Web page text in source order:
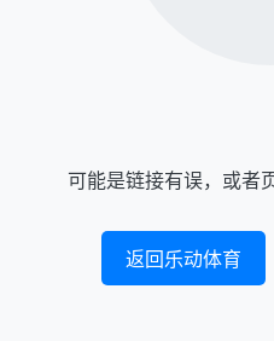
可能是链接有误，或者
返回乐动体育